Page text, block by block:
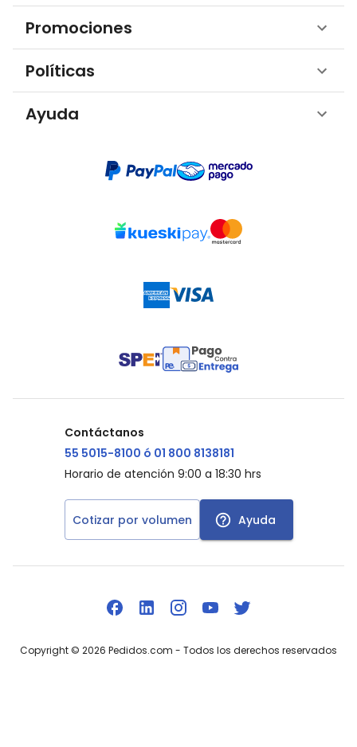
Promociones
Políticas
Ayuda
Contáctanos
55 5015-8100 ó 01 800 8138181
Horario de atención 9:00 a 18:30 hrs
Cotizar por volumen Ayuda
Copyright © 2026 Pedidos.com - Todos los derechos reservados